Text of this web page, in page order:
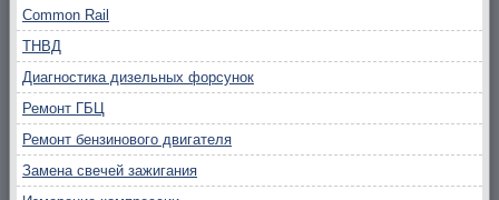
Common Rail
ТНВД
Диагностика дизельных форсунок
Ремонт ГБЦ
Ремонт бензинового двигателя
Замена свечей зажигания